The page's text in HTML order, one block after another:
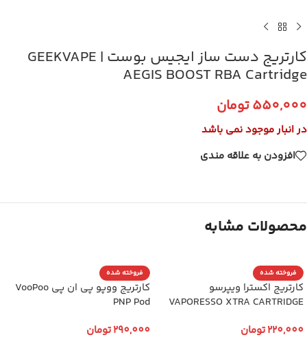
کارتریج دست ساز ایجیس بوست | GEEKVAPE
AEGIS BOOST RBA Cartridge
550,000تومان
در انبار موجود نمی باشد
افزودن به علاقه مندی
محصولات مشابه
فروخته شده
کارتریج اکسترا ویپرسو
VAPORESSO XTRA CARTRIDGE
220,000تومان
فروخته شده
کارتریج ووپو پی ان پی VooPoo
PNP Pod
290,000تومان